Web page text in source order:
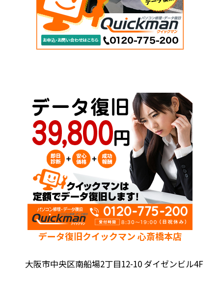
データ復旧クイックマン 心斎橋本店
大阪市中央区南船場2丁目12-10 ダイゼンビル4F